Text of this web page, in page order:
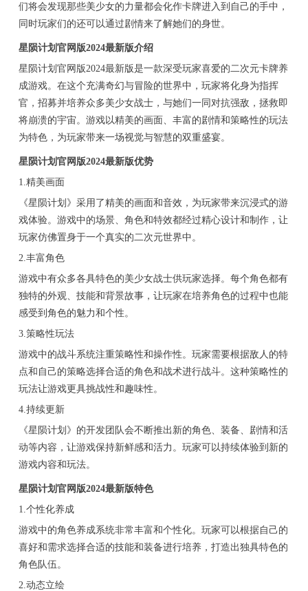
们将会发现那些美少女的力量都会化作卡牌进入到自己的手中，
同时玩家们的还可以通过剧情来了解她们的身世。
星陨计划官网版2024最新版介绍
星陨计划官网版2024最新版是一款深受玩家喜爱的二次元卡牌养
成游戏。在这个充满奇幻与冒险的世界中，玩家将化身为指挥
官，招募并培养众多美少女战士，与她们一同对抗强敌，拯救即
将崩溃的宇宙。游戏以精美的画面、丰富的剧情和策略性的玩法
为特色，为玩家带来一场视觉与智慧的双重盛宴。
星陨计划官网版2024最新版优势
1.精美画面
《星陨计划》采用了精美的画面和音效，为玩家带来沉浸式的游
戏体验。游戏中的场景、角色和特效都经过精心设计和制作，让
玩家仿佛置身于一个真实的二次元世界中。
2.丰富角色
游戏中有众多各具特色的美少女战士供玩家选择。每个角色都有
独特的外观、技能和背景故事，让玩家在培养角色的过程中也能
感受到角色的魅力和个性。
3.策略性玩法
游戏中的战斗系统注重策略性和操作性。玩家需要根据敌人的特
点和自己的策略选择合适的角色和战术进行战斗。这种策略性的
玩法让游戏更具挑战性和趣味性。
4.持续更新
《星陨计划》的开发团队会不断推出新的角色、装备、剧情和活
动等内容，让游戏保持新鲜感和活力。玩家可以持续体验到新的
游戏内容和玩法。
星陨计划官网版2024最新版特色
1.个性化养成
游戏中的角色养成系统非常丰富和个性化。玩家可以根据自己的
喜好和需求选择合适的技能和装备进行培养，打造出独具特色的
角色队伍。
2.动态立绘